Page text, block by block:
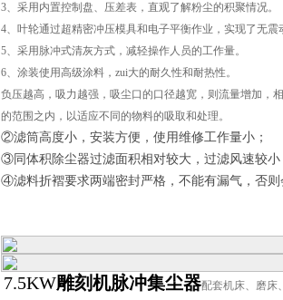
3、采用内置控制盘、压差表，直观了解粉尘的积聚情况。
4、叶轮通过超精密冲压模具和电子平衡作业，实现了无震
5、采用脉冲式清灰方式，减轻操作人员的工作量。
6、涂装使用高级涂料，zui大的耐久性和耐热性。
负压越高，吸力越强，吸尘口的口径越宽，则流量增加，
的范围之内，以适应不同的物料的吸取和处理。
②滤筒高度小，安装方便，使用维修工作量小；
③同体积除尘器过滤面积相对较大，过滤风速较小
④滤料折褶要求两端密封严格，不能有漏气，否则
7.5KW雕刻机脉冲集尘器配套机床、磨床